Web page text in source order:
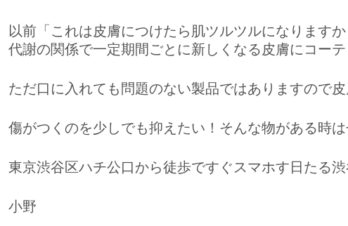
以前「これは皮膚につけたら肌ツルツルになります
代謝の関係で一定期間ごとに新しくなる皮膚にコー
ただ口に入れても問題のない製品ではありますので
傷がつくのを少しでも抑えたい！そんな物がある時
東京渋谷区ハチ公口から徒歩ですぐスマホす日たる渋
小野